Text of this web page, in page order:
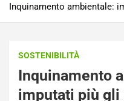
Inquinamento ambientale:
SOSTENIBILITÀ
Inquinamento
imputati più gli